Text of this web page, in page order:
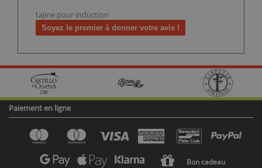
tajine pour induction
Soyez le premier à donner votre avis !
Paiement en ligne
Bon cadeau